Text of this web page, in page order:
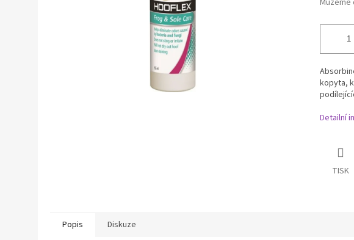
Můžeme
kopyta,
Detailní
TISK
Popis Diskuze